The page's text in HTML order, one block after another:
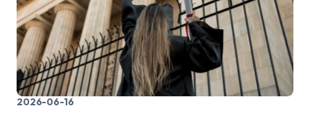
2026-06-16